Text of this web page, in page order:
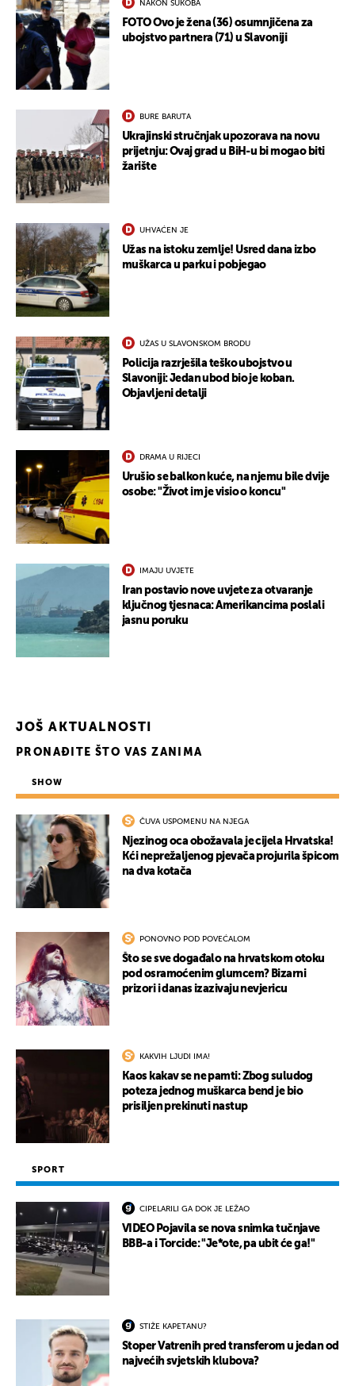
NAKON SUKOBA
FOTO Ovo je žena (36) osumnjičena za
ubojstvo partnera (71) u Slavoniji
BURE BARUTA
Ukrajinski stručnjak upozorava na novu
prijetnju: Ovaj grad u BiH-u bi mogao biti
žarište
UHVAĆEN JE
Užas na istoku zemlje! Usred dana izbo
muškarca u parku i pobjegao
UŽAS U SLAVONSKOM BRODU
Policija razrješila teško ubojstvo u
Slavoniji: Jedan ubod bio je koban.
Objavljeni detalji
DRAMA U RIJECI
Urušio se balkon kuće, na njemu bile dvije
osobe: "Život im je visio o koncu"
IMAJU UVJETE
Iran postavio nove uvjete za otvaranje
ključnog tjesnaca: Amerikancima poslali
jasnu poruku
JOŠ AKTUALNOSTI
PRONAĐITE ŠTO VAS ZANIMA
SHOW
ČUVA USPOMENU NA NJEGA
Njezinog oca obožavala je cijela Hrvatska!
Kći neprežaljenog pjevača projurila špicom
na dva kotača
PONOVNO POD POVEĆALOM
Što se sve događalo na hrvatskom otoku
pod osramoćenim glumcem? Bizarni
prizori i danas izazivaju nevjericu
KAKVIH LJUDI IMA!
Kaos kakav se ne pamti: Zbog suludog
poteza jednog muškarca bend je bio
prisiljen prekinuti nastup
SPORT
CIPELARILI GA DOK JE LEŽAO
VIDEO Pojavila se nova snimka tučnjave
BBB-a i Torcide: "Je*ote, pa ubit će ga!"
STIŽE KAPETANU?
Stoper Vatrenih pred transferom u jedan od
najvećih svjetskih klubova?